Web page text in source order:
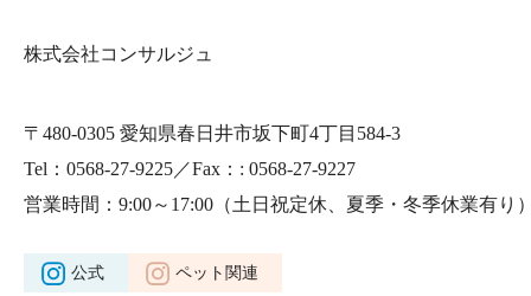
株式会社コンサルジュ
〒480-0305 愛知県春日井市坂下町4丁目584-3
Tel：0568-27-9225／Fax：: 0568-27-9227
営業時間：9:00～17:00 （土日祝定休、夏季・冬季休業有り
公式 ペット関連